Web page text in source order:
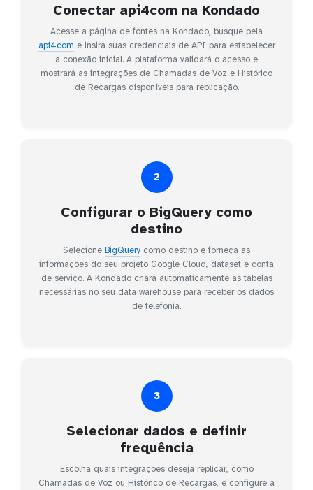
Conectar api4com na Kondado
Acesse a página de fontes na Kondado, busque pela
api4com e insira suas credenciais de API para estabelecer
a conexão inicial. A plataforma validará o acesso e
mostrará as integrações de Chamadas de Voz e Histórico
de Recargas disponíveis para replicação.
2
Configurar o BigQuery como
destino
Selecione BigQuery como destino e forneça as
informações do seu projeto Google Cloud, dataset e conta
de serviço. A Kondado criará automaticamente as tabelas
necessárias no seu data warehouse para receber os dados
de telefonia.
3
Selecionar dados e definir
frequência
Escolha quais integrações deseja replicar, como
Chamadas de Voz ou Histórico de Recargas, e configure a